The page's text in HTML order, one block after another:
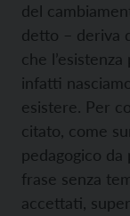
del
detto – deriva
che
infatti
esistere. Per
citato, come
pedagogico da
frase senza
accettati,